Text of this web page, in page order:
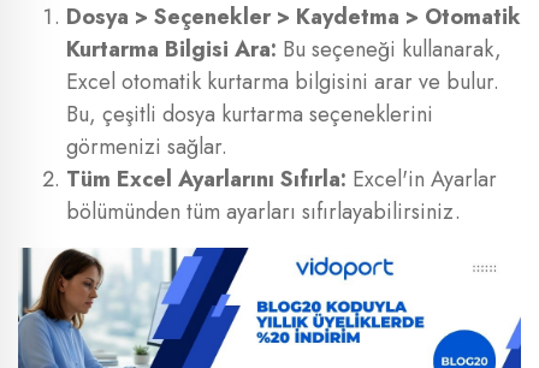
Dosya > Seçenekler > Kaydetma > Otomatik
Kurtarma Bilgisi Ara: Bu seçeneği kullanarak,
Excel otomatik kurtarma bilgisini arar ve bulur.
Bu, çeşitli dosya kurtarma seçeneklerini
görmenizi sağlar.
Tüm Excel Ayarlarını Sıfırla: Excel'in Ayarlar
bölümünden tüm ayarları sıfırlayabilirsiniz.